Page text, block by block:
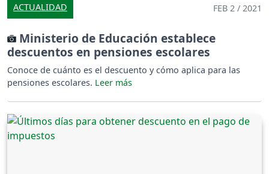
ACTUALIDAD FEB 2 / 2021
Ministerio de Educación establece
descuentos en pensiones escolares
Conoce de cuánto es el descuento y cómo aplica para las
pensiones escolares.